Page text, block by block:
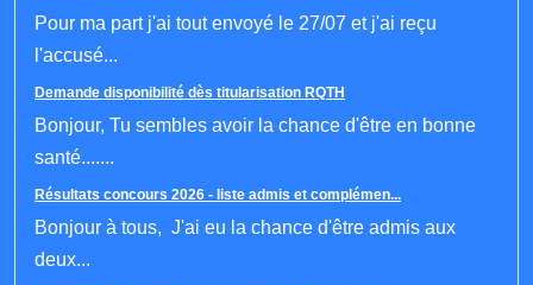
Pour ma part j'ai tout envoyé le 27/07 et j'ai reçu
l'accusé...
Demande disponibilité dès titularisation RQTH
Bonjour, Tu sembles avoir la chance d'être en bonne
santé.......
Résultats concours 2026 - liste admis et complémen...
Bonjour à tous, J'ai eu la chance d'être admis aux
deux...